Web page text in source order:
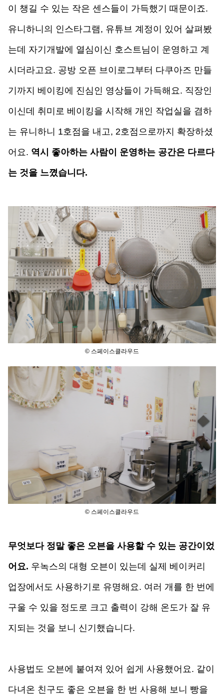
이 챙길 수 있는 작은 센스들이 가득했기 때문이죠.
유니하니의 인스타그램, 유튜브 계정이 있어 살펴봤
는데 자기개발에 열심이신 호스트님이 운영하고 계
시더라고요. 공방 오픈 브이로그부터 다쿠아즈 만들
기까지 베이킹에 진심인 영상들이 가득해요. 직장인
이신데 취미로 베이킹을 시작해 개인 작업실을 겸하
는 유니하니 1호점을 내고, 2호점으로까지 확장하셨
어요. 역시 좋아하는 사람이 운영하는 공간은 다르다
는 것을 느꼈습니다.
© 스페이스클라우드
© 스페이스클라우드
무엇보다 정말 좋은 오븐을 사용할 수 있는 공간이었
어요. 우녹스의 대형 오븐이 있는데 실제 베이커리
업장에서도 사용하기로 유명해요. 여러 개를 한 번 에
구울 수 있을 정도로 크고 출력이 강해 온도가 잘 유
지되는 것을 보니 신기했습니다.
사용법도 오븐에 붙여져 있어 쉽게 사용했어요. 같이
다녀온 친구도 좋은 오븐을 한 번 사용해 보니 빵을